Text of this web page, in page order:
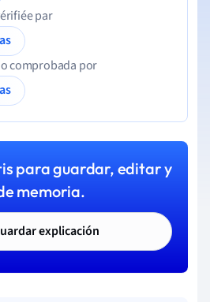
par
comprobada por
para guardar, editar y
memoria.
explicación